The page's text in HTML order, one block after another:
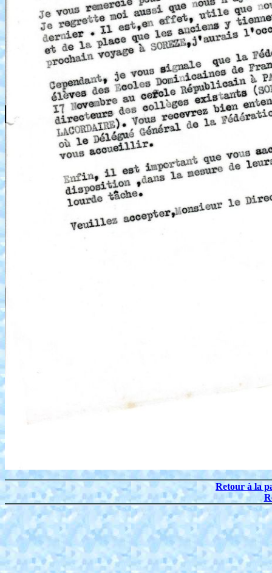
Retour à la